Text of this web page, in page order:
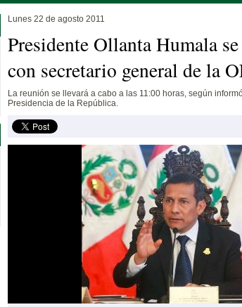
Lunes 22 de agosto 2011
Presidente Ollanta Humala
con secretario general de la
La reunión se llevará a cabo a las 11:00 horas, según
Presidencia de la República.